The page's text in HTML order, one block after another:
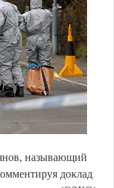
называющий
доклад